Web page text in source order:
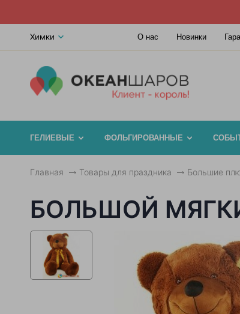
Химки О нас Новинки
ГЕЛИЕВЫЕ ФОЛЬГИРОВАННЫЕ
Главная Товары для праздника Большие
БОЛЬШОЙ